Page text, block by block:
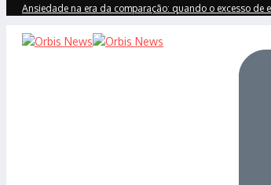
Ansiedade na era da comparação: quando o excesso de